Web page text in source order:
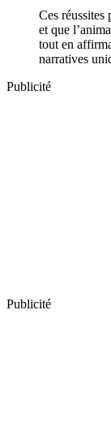
Ces
et que
tout en
narratives
Publicité
Publicité